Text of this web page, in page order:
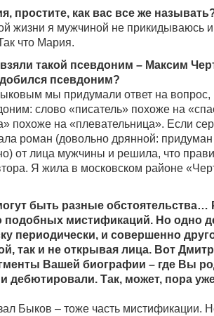
простите, как вас все же
жизни я мужчиной не прикидываюсь
что Мария.
такой псевдоним – Максим
псевдоним?
мы придумали ответ на вопрос,
слово «писатель» похоже на
похоже на «плевательница». Если
роман (довольно дрянной:
от лица мужчины и решила, что
Я жила в московском районе
быть разные обстоятельства…
подобных мистификаций. Но одно
периодически, и совершенно
так и не открывая лица. Вот
Вашей биографии – где Вы
дебютировали. Так, может, пора
Быков – тоже часть мистификации.